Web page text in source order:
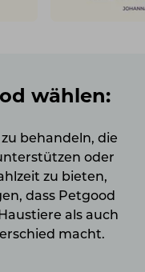
wählen:
behandeln, die
oder
zu bieten,
dass Petgood
als auch
macht.